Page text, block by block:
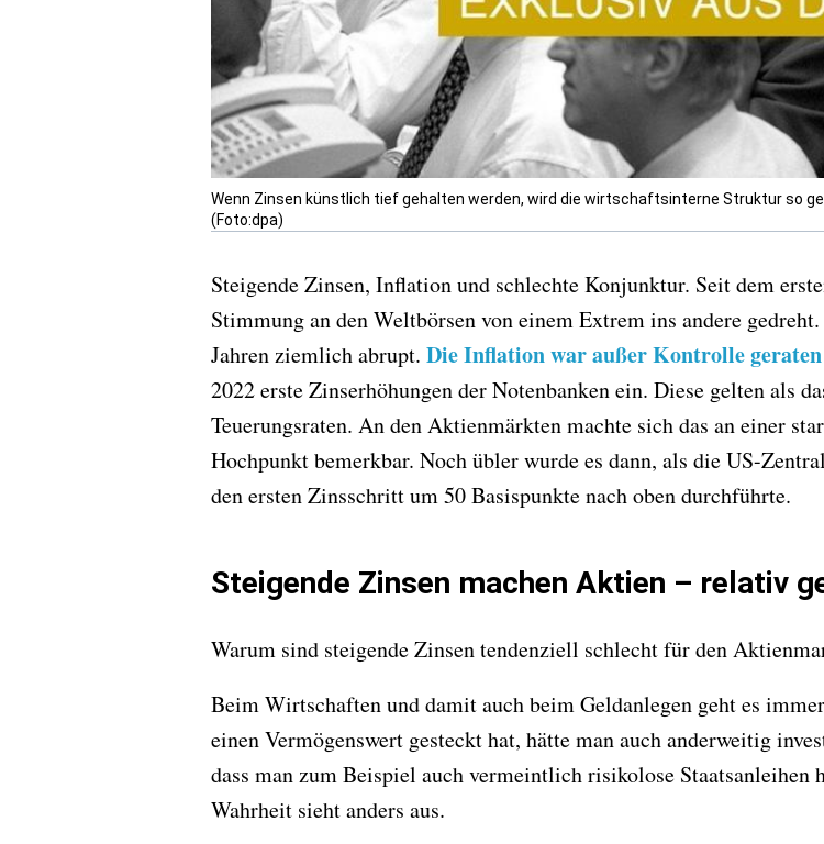
Wenn Zinsen künstlich tief gehalten werden, wird die wirtschaftsinterne Struktur so
(Foto:dpa)
Steigende Zinsen, Inflation und schlechte Konjunktur. Seit dem
Stimmung an den Weltbörsen von einem Extrem ins andere
Jahren ziemlich abrupt. Die Inflation war außer Kontrolle geraten
2022 erste Zinserhöhungen der Notenbanken ein. Diese gelten als
Teuerungsraten. An den Aktienmärkten machte sich das an einer
Hochpunkt bemerkbar. Noch übler wurde es dann, als die US-
den ersten Zinsschritt um 50 Basispunkte nach oben durchführte.
Steigende Zinsen machen Aktien – relativ
Warum sind steigende Zinsen tendenziell schlecht für den
Beim Wirtschaften und damit auch beim Geldanlegen geht es
einen Vermögenswert gesteckt hat, hätte man auch anderweitig
dass man zum Beispiel auch vermeintlich risikolose Staatsanleihen
Wahrheit sieht anders aus.